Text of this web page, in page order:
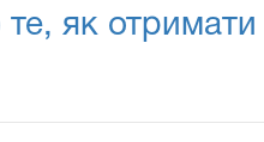
як отримати